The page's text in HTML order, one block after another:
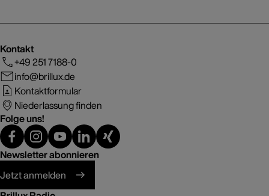
Kontakt
+49 251 7188-0
info@brillux.de
Kontaktformular
Niederlassung finden
Folge uns!
Newsletter abonnieren
Jetzt anmelden